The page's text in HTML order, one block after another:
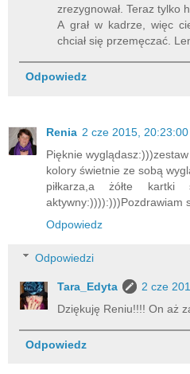
zrezygnował. Teraz tylko
A grał w kadrze, więc
chciał się przemęczać.
Odpowiedz
Renia 2 cze 2015, 20:23:00
Pięknie
kolory świetnie ze sobą
piłkarza,a żółte
aktywny:)))):)))Pozdrawiam
Odpowiedz
Odpowiedzi
Tara_Edyta
2 cze
Dziękuję Reniu!!!! On aż
Odpowiedz